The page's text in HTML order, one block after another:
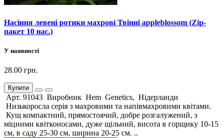
Насіння левені ротики махрові Твінні appleblossom (Zip-
пакет 10 нас.)
У наявності
28.00 грн.
Купити
Арт. 91043 Виробник Hem Genetics, Нідерланди
Низькоросла серія з махровими та напівмахровими квітами.
Кущ компактний, прямостоячий, добре розгалужений, з
міцними квітконосами, дуже щільний, висота в горщику 10-15
см, в саду 25-30 см, ширина 20-25 см. ..